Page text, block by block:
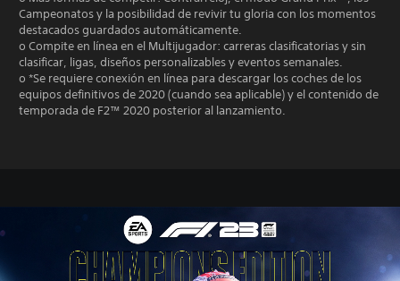
Campeonatos y la posibilidad de revivir tu gloria con los momentos
destacados guardados automáticamente.
o Compite en línea en el Multijugador: carreras clasificatorias y sin
clasificar, ligas, diseños personalizables y eventos semanales.
o *Se requiere conexión en línea para descargar los coches de los
equipos definitivos de 2020 (cuando sea aplicable) y el contenido de
temporada de F2™ 2020 posterior al lanzamiento.